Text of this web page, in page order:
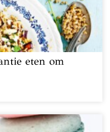
eten om